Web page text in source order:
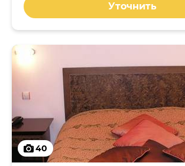
Уточнить
40